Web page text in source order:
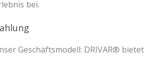
bei.
Geschäftsmodell: DRIVAR® bietet